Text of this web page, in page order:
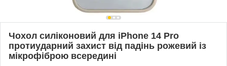
Чохол силіконовий для iPhone 14 Pro
протиударний захист від падінь рожевий із
мікрофіброю всередині